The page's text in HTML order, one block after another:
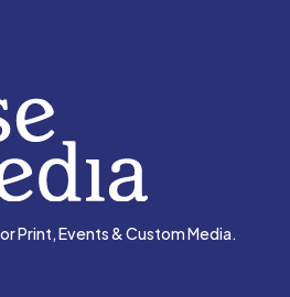
Print, Events & Custom Media.